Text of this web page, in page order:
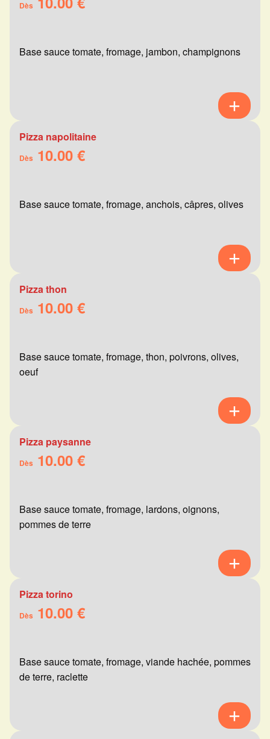
Dès
Base sauce tomate, fromage, jambon, champignons
Pizza napolitaine
Dès 10.00 €
Base sauce tomate, fromage, anchois, câpres, olives
Pizza thon
Dès 10.00 €
Base sauce tomate, fromage, thon, poivrons, olives,
oeuf
Pizza paysanne
Dès 10.00 €
Base sauce tomate, fromage, lardons, oignons,
pommes de terre
Pizza torino
Dès 10.00 €
Base sauce tomate, fromage, viande hachée, pommes
de terre, raclette